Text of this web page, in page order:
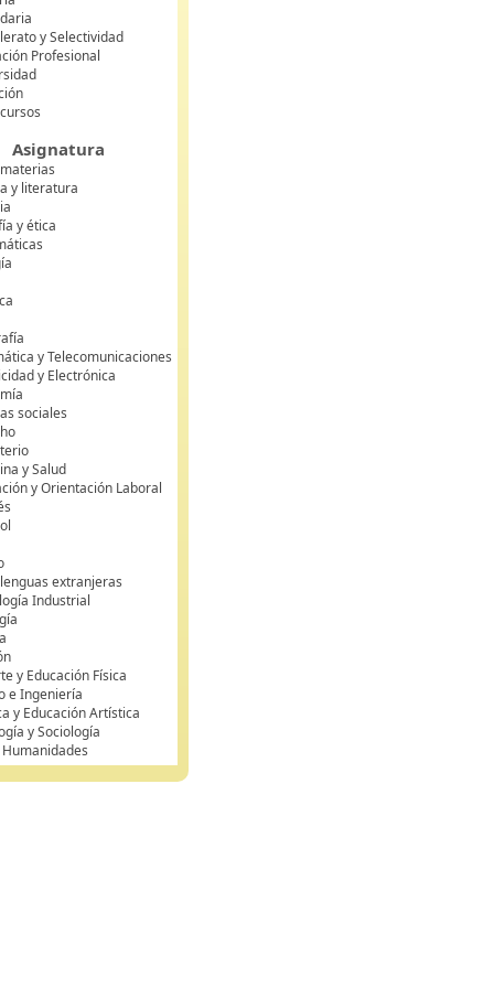
y Selectividad
Profesional
Asignatura
y literatura
y ética
y Telecomunicaciones
y Electrónica
sociales
y Salud
y Orientación Laboral
extranjeras
Industrial
y Educación Física
e Ingeniería
y Educación Artística
y Sociología